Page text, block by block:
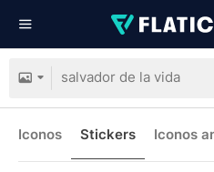
Iconos Stickers Iconos